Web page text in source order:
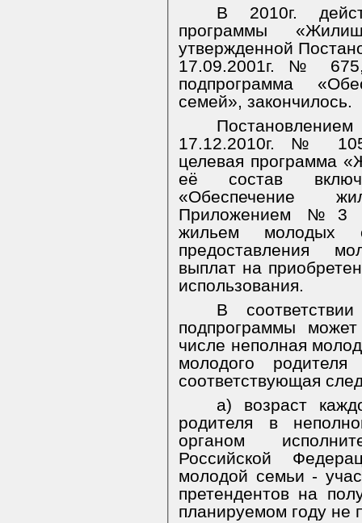
В 2010г.
программы
утвержденной
17.09.2001г. №
подпрограмма
семей», закончилось.
17.12.2010г. №
целевая программа
её состав
«Обеспечение
Приложением №3
жильем молодых
предоставления
выплат на
использования.
В
подпрограммы
числе неполная
молодого
соответствующая
а) возраст
родителя в
органом
Российской
молодой семьи -
претендентов на
планируемом году не